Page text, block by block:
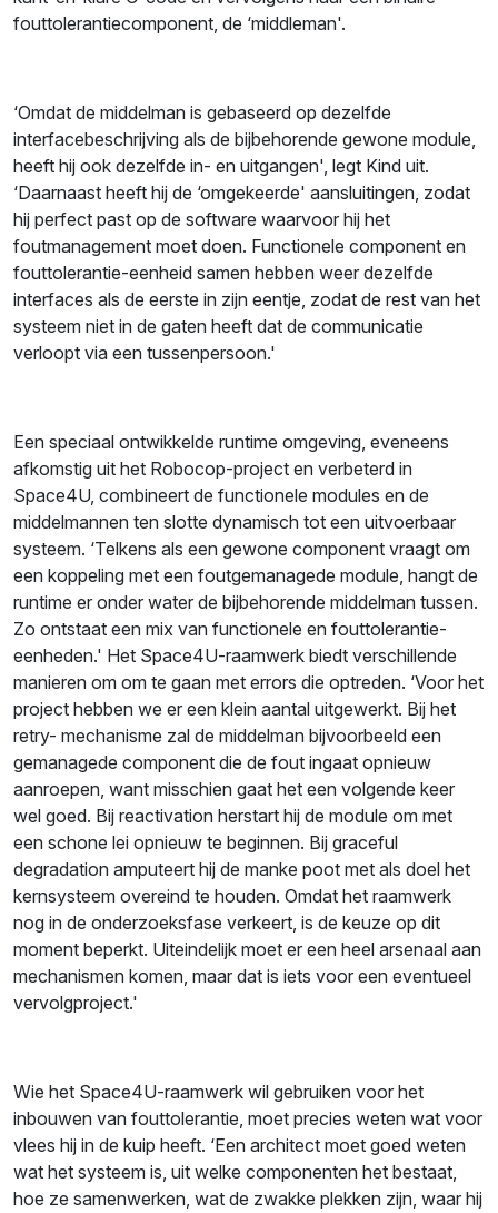
fouttolerantiecomponent, de ‘middleman'.
‘Omdat de middelman is gebaseerd op dezelfde
interfacebeschrijving als de bijbehorende gewone module,
heeft hij ook dezelfde in- en uitgangen', legt Kind uit.
‘Daarnaast heeft hij de ‘omgekeerde' aansluitingen, zodat
hij perfect past op de software waarvoor hij het
foutmanagement moet doen. Functionele component en
fouttolerantie-eenheid samen hebben weer dezelfde
interfaces als de eerste in zijn eentje, zodat de rest van het
systeem niet in de gaten heeft dat de communicatie
verloopt via een tussenpersoon.'
Een speciaal ontwikkelde runtime omgeving, eveneens
afkomstig uit het Robocop-project en verbeterd in
Space4U, combineert de functionele modules en de
middelmannen ten slotte dynamisch tot een uitvoerbaar
systeem. ‘Telkens als een gewone component vraagt om
een koppeling met een foutgemanagede module, hangt de
runtime er onder water de bijbehorende middelman tussen.
Zo ontstaat een mix van functionele en fouttolerantie-
eenheden.' Het Space4U-raamwerk biedt verschillende
manieren om om te gaan met errors die optreden. ‘Voor het
project hebben we er een klein aantal uitgewerkt. Bij het
retry- mechanisme zal de middelman bijvoorbeeld een
gemanagede component die de fout ingaat opnieuw
aanroepen, want misschien gaat het een volgende keer
wel goed. Bij reactivation herstart hij de module om met
een schone lei opnieuw te beginnen. Bij graceful
degradation amputeert hij de manke poot met als doel het
kernsysteem overeind te houden. Omdat het raamwerk
nog in de onderzoeksfase verkeert, is de keuze op dit
moment beperkt. Uiteindelijk moet er een heel arsenaal aan
mechanismen komen, maar dat is iets voor een eventueel
vervolgproject.'
Wie het Space4U-raamwerk wil gebruiken voor het
inbouwen van fouttolerantie, moet precies weten wat voor
vlees hij in de kuip heeft. ‘Een architect moet goed weten
wat het systeem is, uit welke componenten het bestaat,
hoe ze samenwerken, wat de zwakke plekken zijn, waar hij